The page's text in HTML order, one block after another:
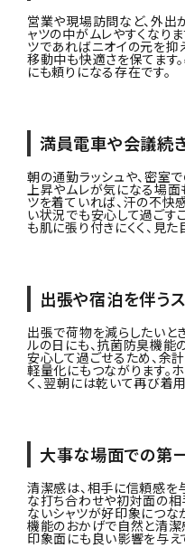
営業や現場訪問など、外出
ャツの中がムレやすくなり
ツであればニオイの元を抑
移動中も快適さを保てます
にも頼りになる存在です。
満員電車や会議続
朝の通勤ラッシュや、密室
上昇やムレが気になる場面
ツを着ていれば、汗の不快
い状況でも安心して過ごす
も肌に張り付きにくく、見た
出張や宿泊を伴う
出張で荷物を減らしたいと
ルの日にも、抗菌防臭機能
安心して過ごせるため、余
軽量化にもつながります。
く、翌朝には乾いて再び着
大事な場面での第
清潔感は、相手に信頼感を
な打ち合わせや初対面の相
ないシャツが好印象につな
機能のおかげで自然と清
印象面にも良い影響を与え